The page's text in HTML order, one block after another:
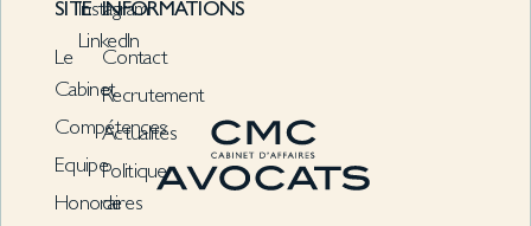
SITE
Le
Cabinet
Compétences
Equipe
Honoraires
Instagram
LinkedIn
INFORMATIONS
Contact
Recrutement
Actualités
Politique
de